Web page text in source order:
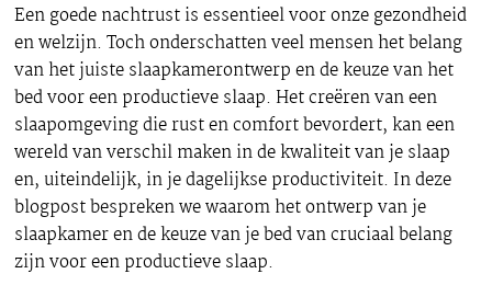
Een goede nachtrust is essentieel voor onze gezondheid
en welzijn. Toch onderschatten veel mensen het belang
van het juiste slaapkamerontwerp en de keuze van het
bed voor een productieve slaap. Het creëren van een
slaapomgeving die rust en comfort bevordert, kan een
wereld van verschil maken in de kwaliteit van je slaap
en, uiteindelijk, in je dagelijkse productiviteit. In deze
blogpost bespreken we waarom het ontwerp van je
slaapkamer en de keuze van je bed van cruciaal belang
zijn voor een productieve slaap.